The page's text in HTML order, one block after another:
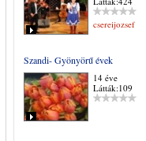
csereijozsef
Szandi- Gyönyörű évek
14 éve
Látták:109